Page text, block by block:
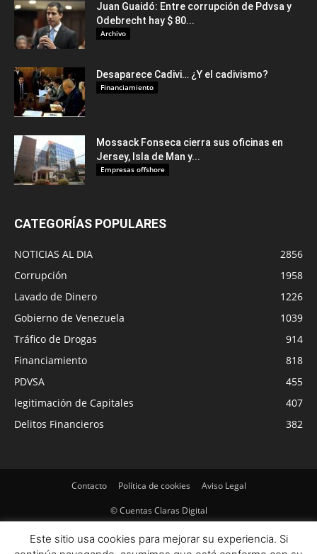
Juan Guaidó: Entre corrupción de Pdvsa y
Odebrecht hay $ 80...
Archivo
Desaparece Cadivi… ¿Y el cadivismo?
Financiamiento
Mossack Fonseca cierra sus oficinas en
Jersey, Isla de Man y...
Empresas offshore
CATEGORÍAS POPULARES
NOTICIAS AL DIA
2856
Corrupción
1958
Lavado de Dinero
1226
Gobierno de Venezuela
1039
Tráfico de Drogas
914
Financiamiento
818
PDVSA
455
legitimación de Capitales
407
Delitos Financieros
382
Contacto Política de cookies Aviso Legal
© Cuentas Claras Digital
Este sitio usa cookies para mejorar su experiencia. Si